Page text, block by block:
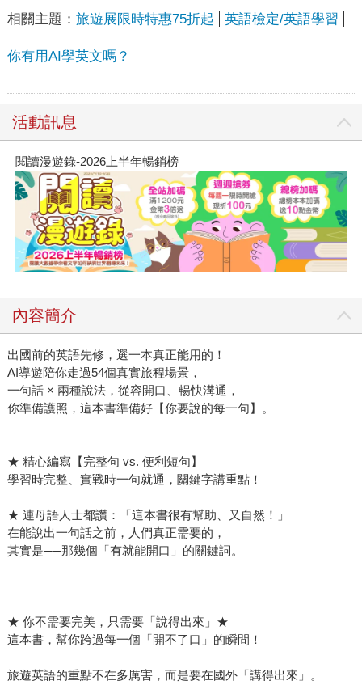
相關主題： 旅遊展限時特惠75折起 英語檢定/英語學習
你有用AI學英文嗎？
活動訊息
閱讀漫遊錄-2026上半年暢銷榜
內容簡介
出國前的英語先修，選一本真正能用的！
AI導遊陪你走過54個真實旅程場景，
一句話 × 兩種說法，從容開口、暢快溝通，
你準備護照，這本書準備好【你要說的每一句】。
★ 精心編寫【完整句 vs. 便利短句】
學習時完整、實戰時一句就通，關鍵字講重點！
★ 連母語人士都讚：「這本書很有幫助、又自然！」
在能說出一句話之前，人們真正需要的，
其實是──那幾個「有就能開口」的關鍵詞。
★ 你不需要完美，只需要「說得出來」★
這本書，幫你跨過每一個「開不了口」的瞬間！
旅遊英語的重點不在多厲害，而是要在國外「講得出來」。